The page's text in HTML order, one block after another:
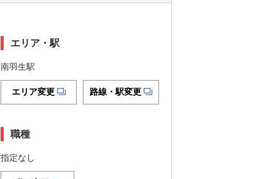
エリア・駅
南羽生駅
エリア変更 路線・駅変更
職種
指定なし